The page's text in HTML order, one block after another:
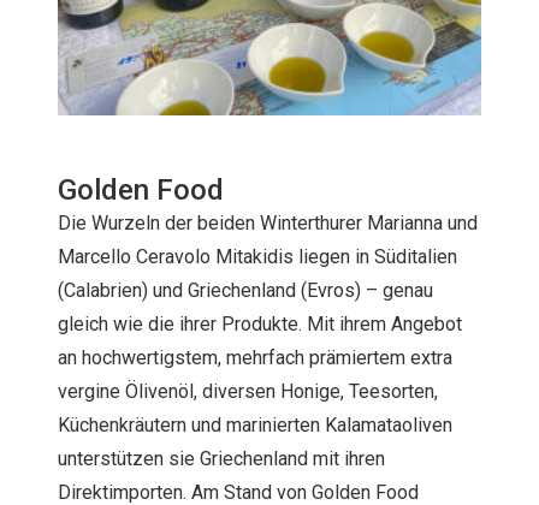
Golden Food
Die Wurzeln der beiden Winterthurer Marianna und
Marcello Ceravolo Mitakidis liegen in Süditalien
(Calabrien) und Griechenland (Evros) – genau
gleich wie die ihrer Produkte. Mit ihrem Angebot
an hochwertigstem, mehrfach prämiertem extra
vergine Ölivenöl, diversen Honige, Teesorten,
Küchenkräutern und marinierten Kalamataoliven
unterstützen sie Griechenland mit ihren
Direktimporten. Am Stand von Golden Food